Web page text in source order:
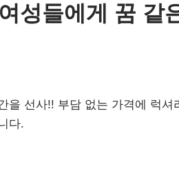
성들에게 꿈 같
을 선사!! 부담 없는 가격에 럭셔
다.